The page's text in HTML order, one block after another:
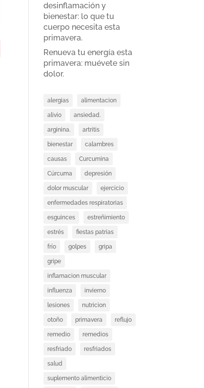
desinflamación y
bienestar: lo que tu
cuerpo necesita esta
primavera.
Renueva tu energía esta
primavera: muévete sin
dolor.
alergias alimentacion
alivio ansiedad.
arginina. artritis
bienestar calambres
causas Curcumina
Cúrcuma depresión
dolor muscular ejercicio
enfermedades respiratorias
esguinces estreñimiento
estrés fiestas patrias
frío golpes gripa
gripe
inflamacion muscular
influenza invierno
lesiones nutricion
otoño primavera reflujo
remedio remedios
resfriado resfriados
salud
suplemento alimenticio